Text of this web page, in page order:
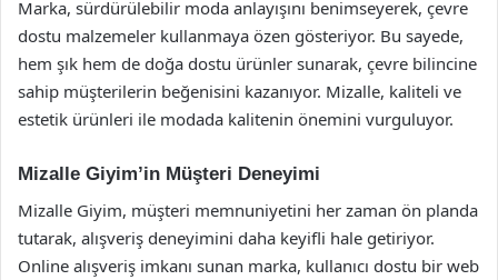
Marka, sürdürülebilir moda anlayışını benimseyerek, çevre
dostu malzemeler kullanmaya özen gösteriyor. Bu sayede,
hem şık hem de doğa dostu ürünler sunarak, çevre bilincine
sahip müşterilerin beğenisini kazanıyor. Mizalle, kaliteli ve
estetik ürünleri ile modada kalitenin önemini vurguluyor.
Mizalle Giyim’in Müşteri Deneyimi
Mizalle Giyim, müşteri memnuniyetini her zaman ön planda
tutarak, alışveriş deneyimini daha keyifli hale getiriyor.
Online alışveriş imkanı sunan marka, kullanıcı dostu bir web